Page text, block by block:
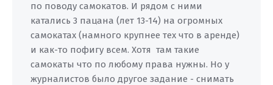
по поводу самокатов. И рядом с ними
катались 3 пацана (лет 13-14) на огромных
самокатах (намного крупнее тех что в аренде)
и как-то пофигу всем. Хотя там такие
самокаты что по любому права нужны. Но у
журналистов было другое задание - снимать